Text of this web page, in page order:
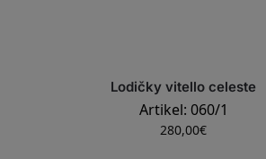
Lodičky vitello celeste
Artikel: 060/1
280,00€